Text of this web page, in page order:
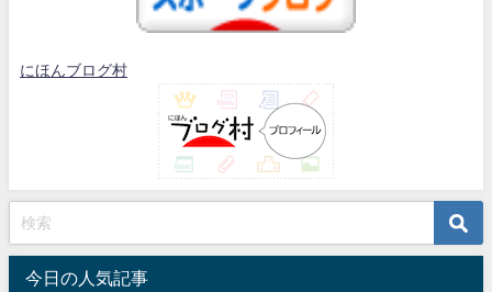
にほんブログ村
今日の人気記事